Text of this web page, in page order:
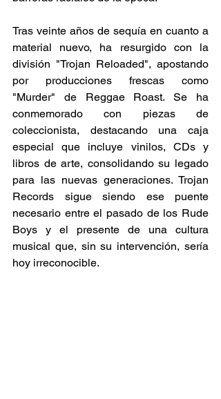
Tras veinte años de sequía en cuanto a
material nuevo, ha resurgido con la
división "Trojan Reloaded", apostando
por producciones frescas como
"Murder" de Reggae Roast. Se ha
conmemorado con piezas de
coleccionista, destacando una caja
especial que incluye vinilos, CDs y
libros de arte, consolidando su legado
para las nuevas generaciones. Trojan
Records sigue siendo ese puente
necesario entre el pasado de los Rude
Boys y el presente de una cultura
musical que, sin su intervención, sería
hoy irreconocible.